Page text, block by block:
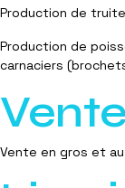
Production de
Production de
carnaciers
Vente en gros et